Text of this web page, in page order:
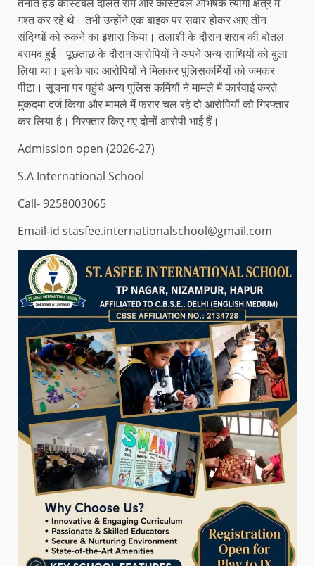
गश्त कर रहे थे। तभी उन्होंने एक बाइक पर सवार होकर आए तीन
संदिग्धों को रुकने का इशारा किया। तलाशी के दौरान शराब की बोतल
बरामद हुई। पूछताछ के दौरान आरोपियों ने अपने अन्य साथियों को बुला
लिया था। इसके बाद आरोपियों ने मिलकर पुलिसकर्मियों को जमकर
पीटा। सूचना पर पहुंचे अन्य पुलिस कर्मियों ने मामले में कार्रवाई करते
मुकदमा दर्ज किया और मामले में फरार चल रहे दो आरोपियों को गिरफ्तार
कर लिया है। गिरफ्तार किए गए दोनों आरोपी भाई हैं।
Admission open (2026-27)
S.A International School
Call- 9258003065
Email-id stasfee.internationalschool@gmail.com